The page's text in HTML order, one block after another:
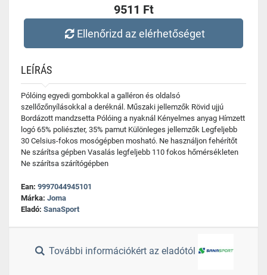
9511 Ft
Ellenőrizd az elérhetőséget
LEÍRÁS
Pólóing egyedi gombokkal a galléron és oldalsó
szellőzőnyílásokkal a deréknál. Műszaki jellemzők Rövid ujjú
Bordázott mandzsetta Pólóing a nyaknál Kényelmes anyag Hímzett
logó 65% poliészter, 35% pamut Különleges jellemzők Legfeljebb
30 Celsius-fokos mosógépben mosható. Ne használjon fehérítőt
Ne szárítsa gépben Vasalás legfeljebb 110 fokos hőmérsékleten
Ne szárítsa szárítógépben
Ean: 9997044945101
Márka: Joma
Eladó: SanaSport
További információkért az eladótól